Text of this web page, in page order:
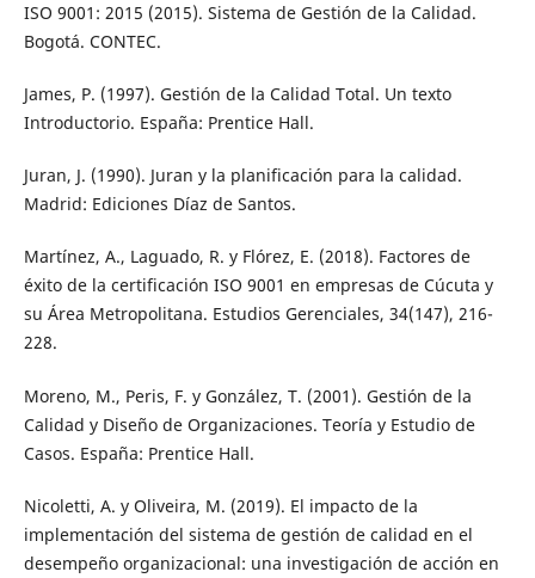
ISO 9001: 2015 (2015). Sistema de Gestión de la Calidad.
Bogotá. CONTEC.
James, P. (1997). Gestión de la Calidad Total. Un texto
Introductorio. España: Prentice Hall.
Juran, J. (1990). Juran y la planificación para la calidad.
Madrid: Ediciones Díaz de Santos.
Martínez, A., Laguado, R. y Flórez, E. (2018). Factores de
éxito de la certificación ISO 9001 en empresas de Cúcuta y
su Área Metropolitana. Estudios Gerenciales, 34(147), 216-
228.
Moreno, M., Peris, F. y González, T. (2001). Gestión de la
Calidad y Diseño de Organizaciones. Teoría y Estudio de
Casos. España: Prentice Hall.
Nicoletti, A. y Oliveira, M. (2019). El impacto de la
implementación del sistema de gestión de calidad en el
desempeño organizacional: una investigación de acción en